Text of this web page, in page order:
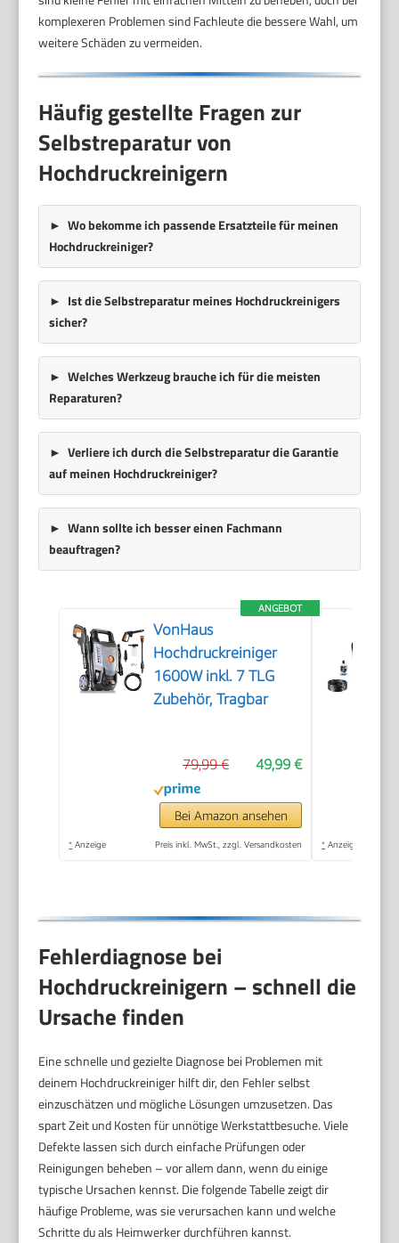
komplexeren Problemen sind Fachleute die bessere Wahl, um
weitere Schäden zu vermeiden.
Häufig gestellte Fragen zur
Selbstreparatur von
Hochdruckreinigern
Wo bekomme ich passende Ersatzteile für meinen
Hochdruckreiniger?
Ist die Selbstreparatur meines Hochdruckreinigers
sicher?
Welches Werkzeug brauche ich für die meisten
Reparaturen?
Verliere ich durch die Selbstreparatur die Garantie
auf meinen Hochdruckreiniger?
Wann sollte ich besser einen Fachmann
beauftragen?
ANGEBOT
VonHaus
Hochdruckreiniger
1600W inkl. 7 TLG
Zubehör, Tragbar
49,99 €
79,99 €
Bei Amazon ansehen
* Anzeige Preis inkl. MwSt., zzgl. Versandkosten * Anzeige
Fehlerdiagnose bei
Hochdruckreinigern – schnell die
Ursache finden
Eine schnelle und gezielte Diagnose bei Problemen mit
deinem Hochdruckreiniger hilft dir, den Fehler selbst
einzuschätzen und mögliche Lösungen umzusetzen. Das
spart Zeit und Kosten für unnötige Werkstattbesuche. Viele
Defekte lassen sich durch einfache Prüfungen oder
Reinigungen beheben – vor allem dann, wenn du einige
typische Ursachen kennst. Die folgende Tabelle zeigt dir
häufige Probleme, was sie verursachen kann und welche
Schritte du als Heimwerker durchführen kannst.